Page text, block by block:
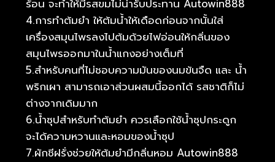
ร้อน จะทำให้มีรสขมไม่น่ารับประทาน Autowin888
4.การทำต้มยำ ให้ต้มน้ำให้เดือดก่อนจากนั้นใส่
เครื่องสมุนไพรลงไปต้มด้วยไฟอ่อนให้กลิ่นของ
สมุนไพรออกมาในน้ำแกงอย่างเต็มที่
5.สำหรับคนที่ไม่ชอบความมันของนมข้นจืด และ น้ำ
พริกเผา สามารถเอาส่วนผสมนี้ออกได้ รสชาติก็ไม่
ต่างจากเดิมมาก
6.น้ำซุปสำหรับทำต้มยำ ควรเลือกใช้น้ำซุปกระดูก
จะได้ความหวานและหอมของน้ำซุป
7.ผักชีฝรั่งช่วยให้ต้มยำมีกลิ่นหอม Autowin888